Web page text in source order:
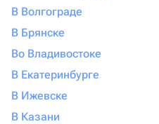
В Волгограде
В Брянске
Во Владивостоке
В Екатеринбурге
В Ижевске
В Казани